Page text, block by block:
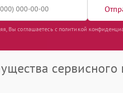
Вы соглашаетесь с политикой
сервисного